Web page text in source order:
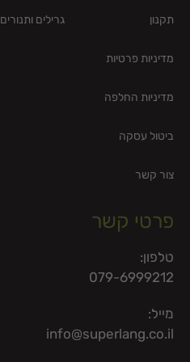
תקנון
מדיניות פרטיות
מדיניות החלפה
ביטול עסקה
צור קשר
גרילים ותנורים
פרטי קשר
טלפון:
079-6999212
מייל:
info@superlang.co.il